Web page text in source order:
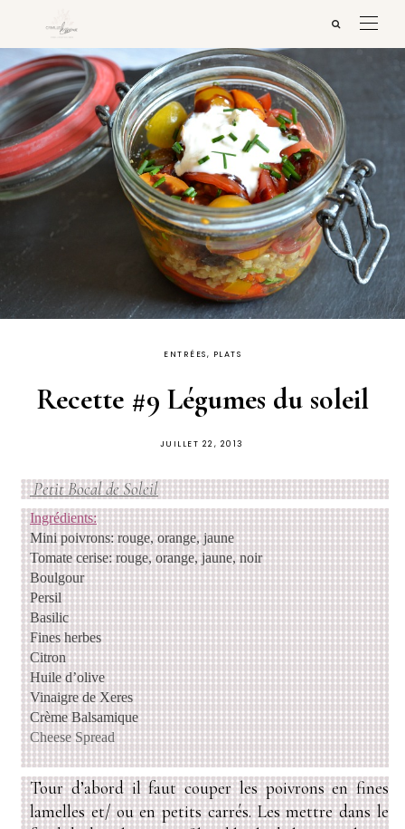
ENTRÉES, PLATS
Recette #9 Légumes du soleil
PUBLIÉ
JUILLET 22, 2013
Petit Bocal de Soleil
Ingrédients:
Mini poivrons: rouge, orange, jaune
Tomate cerise: rouge, orange, jaune, noir
Boulgour
Persil
Basilic
Fines herbes
Citron
Huile d’olive
Vinaigre de Xeres
Crème Balsamique
Cheese Spread
Tour d’abord il faut couper les poivrons en fines
lamelles et/ ou en petits carrés. Les mettre dans le